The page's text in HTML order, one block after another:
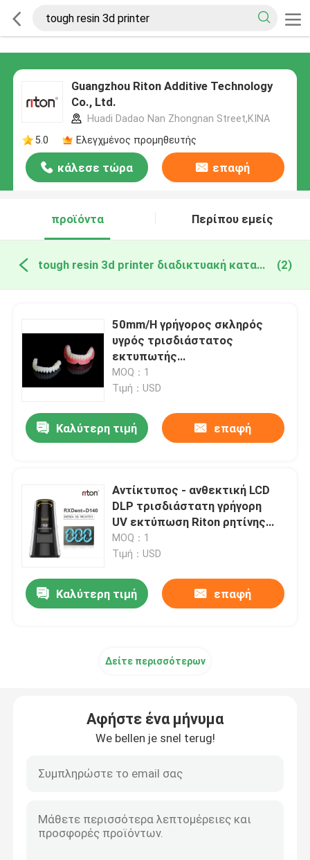
Guangzhou Riton Additive Technology
Co., Ltd.
Huadi Dadao Nan Zhongnan Street,ΚΙΝΑ
5.0
Ελεγχμένος προμηθευτής
κάλεσε τώρα επαφή
προϊόντα Περίπου εμείς
tough resin 3d printer διαδικτυακή κατασκευή (2)
50mm/H γρήγορος σκληρός
υγρός τρισδιάστατος
εκτυπωτής
192x108mm ρητίνης υψηλός
αντίκτυπος DLP - ανθεκτικός
MOQ：1
Τιμή：USD
Καλύτερη τιμή επαφή
Αντίκτυπος - ανθεκτική LCD
DLP τρισδιάστατη γρήγορη
UV εκτύπωση Riton ρητίνης
εκτυπωτών σκληρή
MOQ：1
Τιμή：USD
Καλύτερη τιμή επαφή
Δείτε περισσότερων
Αφήστε ένα μήνυμα
We bellen je snel terug!